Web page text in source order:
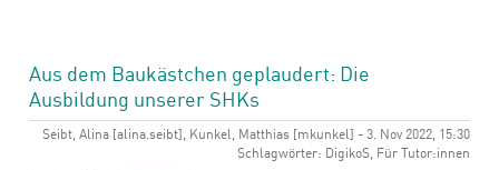
Aus dem Baukästchen geplaudert: Die
Ausbildung unserer SHKs
Seibt, Alina [alina.seibt], Kunkel, Matthias [mkunkel] - 3. Nov 2022, 15:30
Schlagwörter: DigikoS, Für Tutor:innen